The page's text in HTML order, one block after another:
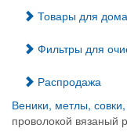
Товары для дома
Фильтры для
Распродажа
Веники, метлы,
проволокой вязаный